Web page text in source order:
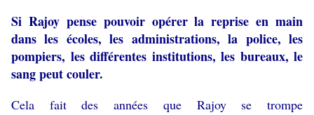
Si Rajoy pense pouvoir opérer la reprise en main
dans les écoles, les administrations, la police, les
pompiers, les différentes institutions, les bureaux, le
sang peut couler.
Cela fait des années que Rajoy se trompe